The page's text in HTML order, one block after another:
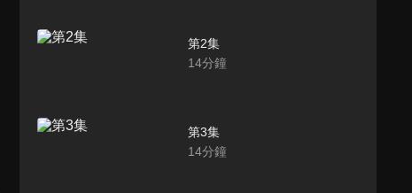
第2集
14分鐘
第3集
14分鐘